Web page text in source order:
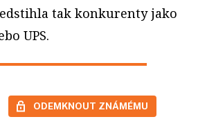
tak konkurenty jako
UPS.
ODEMKNOUT ZNÁMÉMU